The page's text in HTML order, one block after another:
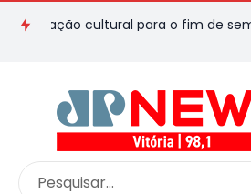
cultural para o fim de semana